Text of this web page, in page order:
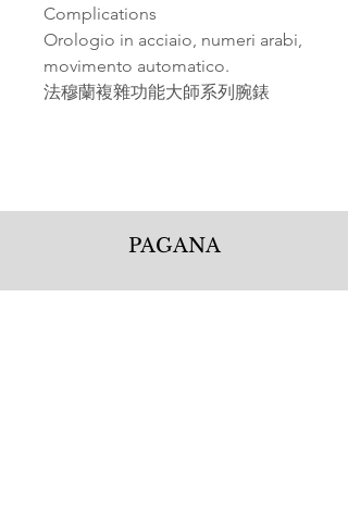
Complications
Orologio in acciaio, numeri arabi,
movimento automatico.
法穆蘭複雜功能大師系列腕錶
PAGANA